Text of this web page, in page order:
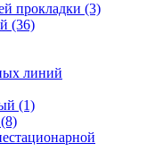
прокладки (3)
(36)
линий
(1)
(8)